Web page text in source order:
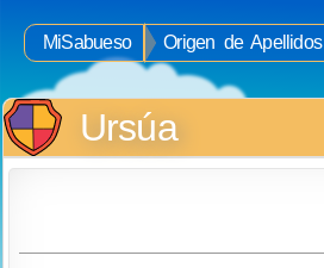
MiSabueso Origen de Apellidos
Ursúa